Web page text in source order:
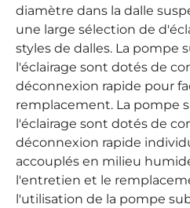
diamètre dans la dalle
une large sélection de
styles de dalles. La pompe
l'éclairage sont dotés de
déconnexion rapide pour
remplacement. La pompe
l'éclairage sont dotés de
déconnexion rapide
accouplés en milieu
l'entretien et le
l'utilisation de la pompe